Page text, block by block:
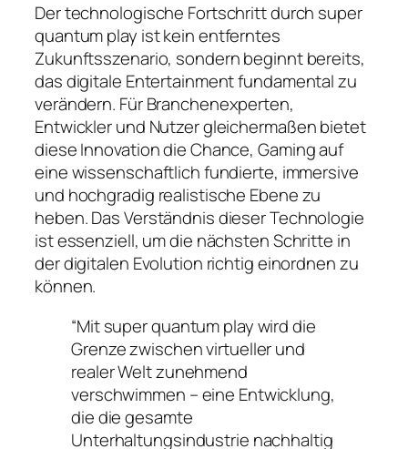
Der technologische Fortschritt durch super
quantum play ist kein entferntes
Zukunftsszenario, sondern beginnt bereits,
das digitale Entertainment fundamental zu
verändern. Für Branchenexperten,
Entwickler und Nutzer gleichermaßen bietet
diese Innovation die Chance, Gaming auf
eine wissenschaftlich fundierte, immersive
und hochgradig realistische Ebene zu
heben. Das Verständnis dieser Technologie
ist essenziell, um die nächsten Schritte in
der digitalen Evolution richtig einordnen zu
können.
“Mit super quantum play wird die
Grenze zwischen virtueller und
realer Welt zunehmend
verschwimmen – eine Entwicklung,
die die gesamte
Unterhaltungsindustrie nachhaltig